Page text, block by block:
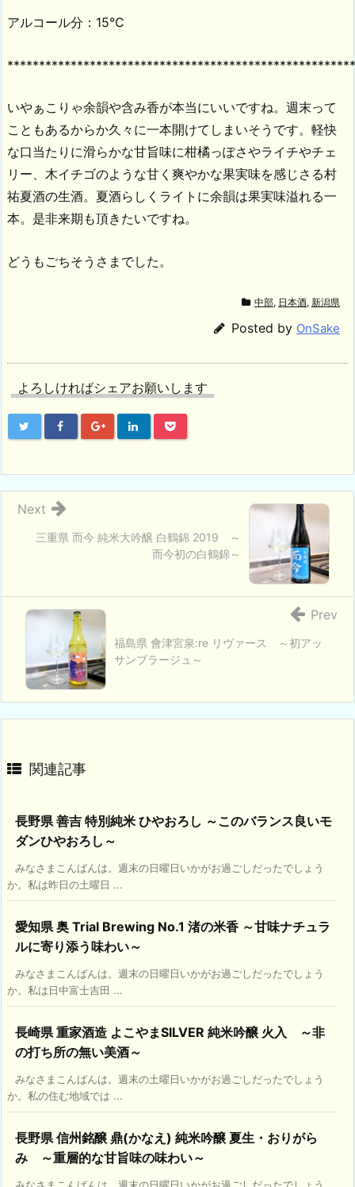
アルコール分：15℃
いやぁこりゃ余韻や含み香が本当にいいですね。週末って
こともあるからか久々に一本開けてしまいそうです。軽快
な口当たりに滑らかな甘旨味に柑橘っぽさやライチやチェ
リー、木イチゴのような甘く爽やかな果実味を感じさる村
祐夏酒の生酒。夏酒らしくライトに余韻は果実味溢れる一
本。是非来期も頂きたいですね。
どうもごちそうさまでした。
中部, 日本酒, 新潟県
Posted by OnSake
よろしければシェアお願いします
三重県 而今 純米大吟醸 白鶴錦 2019 ～
而今初の白鶴錦～
Next
福島県 會津宮泉:re リヴァース ～初アッ
サンブラージュ～
Prev
関連記事
長野県 善吉 特別純米 ひやおろし ～このバランス良いモ
ダンひやおろし～
みなさまこんばんは。週末の日曜日いかがお過ごしだったでしょう
か。私は昨日の土曜日 ...
愛知県 奥 Trial Brewing No.1 渚の米香 ～甘味ナチュラ
ルに寄り添う味わい～
みなさまこんばんは。週末の日曜日いかがお過ごしだったでしょう
か。私は日中富士吉田 ...
長崎県 重家酒造 よこやまSILVER 純米吟醸 火入 ～非
の打ち所の無い美酒～
みなさまこんばんは。週末の土曜日いかがお過ごしだったでしょう
か。私の住む地域では ...
長野県 信州銘醸 鼎(かなえ) 純米吟醸 夏生・おりがら
み ～重層的な甘旨味の味わい～
みなさまこんばんは。週末の日曜日いかがお過ごしだったでしょう